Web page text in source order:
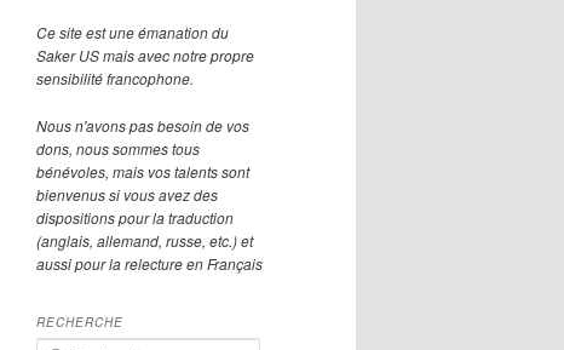
Ce site est une émanation du
Saker US mais avec notre propre
sensibilité francophone.
Nous n'avons pas besoin de vos
dons, nous sommes tous
bénévoles, mais vos talents sont
bienvenus si vous avez des
dispositions pour la traduction
(anglais, allemand, russe, etc.) et
aussi pour la relecture en Français
RECHERCHE